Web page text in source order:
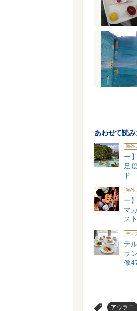
あわせて読
海外
ー
足
ド
海外
ー
マ
ス
ディ
テ
ラ
像
アウラニ